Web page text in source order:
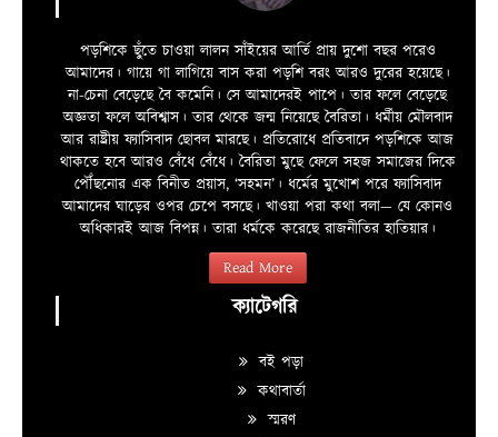
পড়শিকে ছুঁতে চাওয়া লালন সাঁইয়ের আর্তি প্রায় দুশো বছর পরেও
আমাদের। গায়ে গা লাগিয়ে বাস করা পড়শি বরং আরও দুরের হয়েছে।
না-চেনা বেড়েছে বৈ কমেনি। সে আমাদেরই পাপে। তার ফলে বেড়েছে
অজ্ঞতা ফলে অবিশ্বাস। তার থেকে জন্ম নিয়েছে বৈরিতা। ধর্মীয় মৌলবাদ
আর রাষ্ট্রীয় ফ্যাসিবাদ ছোবল মারছে। প্রতিরোধে প্রতিবাদে পড়শিকে আজ
থাকতে হবে আরও বেঁধে বেঁধে। বৈরিতা মুছে ফেলে সহজ সমাজের দিকে
পৌঁছনোর এক বিনীত প্রয়াস, ‘সহমন’। ধর্মের মুখোশ পরে ফ্যাসিবাদ
আমাদের ঘাড়ের ওপর চেপে বসছে। খাওয়া পরা কথা বলা—­­ যে কোনও
অধিকারই আজ বিপন্ন। তারা ধর্মকে করেছে রাজনীতির হাতিয়ার।
Read More
ক্যাটেগরি
বই পড়া
কথাবার্তা
স্মরণ